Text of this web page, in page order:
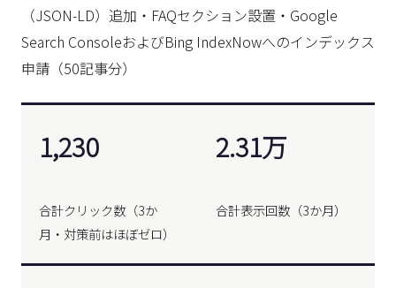
（JSON-LD）追加・FAQセクション設置・Google
Search ConsoleおよびBing IndexNowへのインデックス
申請（50記事分）
1,230
合計クリック数（3か
月・対策前はほぼゼロ）
2.31万
合計表示回数（3か月）